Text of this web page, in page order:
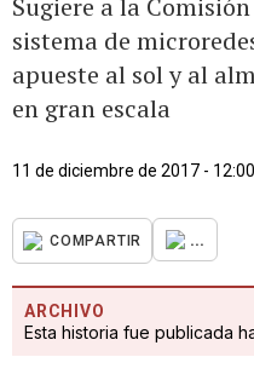
Sugiere a la
sistema de
apueste al sol y al
en gran escala
11 de diciembre de 2017 -
COMPARTIR ...
ARCHIVO
Esta historia fue publicada